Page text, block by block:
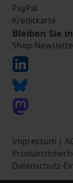
PayPal
Kreditkarte
Bleiben Sie
Shop-
Impressum |
Datenschutz-